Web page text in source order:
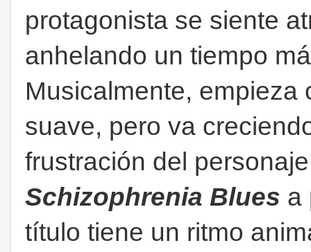
protagonista se siente
anhelando un tiempo
Musicalmente, empieza
suave, pero va
frustración del
Schizophrenia Blues a
título tiene un ritmo